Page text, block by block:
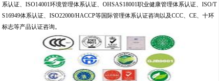
系认证、ISO14001环境管理体系认证、OHSAS18001职业健康管理体系认证、ISO/T
S16949体系认证、ISO22000/HACCP等国际管理体系认证咨询以及CCC、CE、十环
标志等产品认证咨询。